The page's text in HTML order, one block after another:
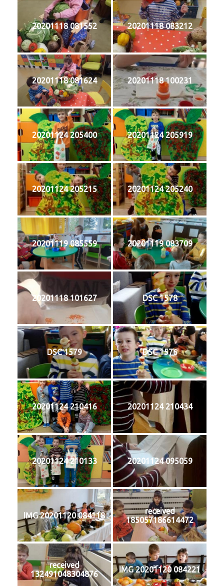
20201118 081552 20201118 083212
20201118 081624 20201118 100231
20201124 205400 20201124 205919
20201124 205215 20201124 205240
20201119 085559 20201119 083709
20201118 101627 DSC 1578
DSC 1579 DSC 1576
20201124 210416 20201124 210434
20201124 210133 20201124 095059
IMG 20201120 084118
received
185057186614472
received
132491048304876
IMG 20201120 084221